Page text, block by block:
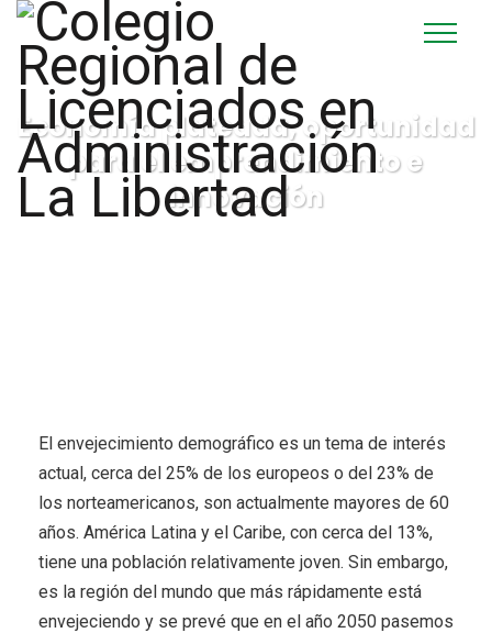
Economía plateada, oportunidad
para el emprendimiento e
innovación
El envejecimiento demográfico es un tema de interés
actual, cerca del 25% de los europeos o del 23% de
los norteamericanos, son actualmente mayores de 60
años. América Latina y el Caribe, con cerca del 13%,
tiene una población relativamente joven. Sin embargo,
es la región del mundo que más rápidamente está
envejeciendo y se prevé que en el año 2050 pasemos